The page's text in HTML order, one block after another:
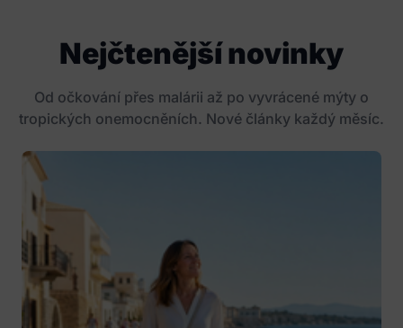
Nejčtenější novinky
Od očkování přes malárii až po vyvrácené mýty o
tropických onemocněních. Nové články každý měsíc.